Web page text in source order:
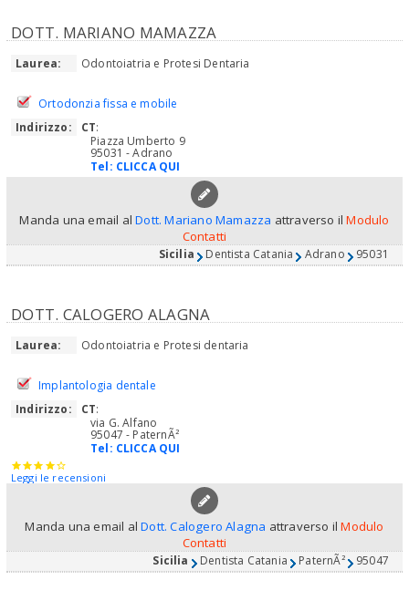
DOTT. MARIANO MAMAZZA
Laurea: Odontoiatria e Protesi Dentaria
Ortodonzia fissa e mobile
Indirizzo:
CT:
Piazza Umberto 9
95031 - Adrano
Tel: CLICCA QUI
Manda una email alDott. Mariano Mamazza attraverso ilModulo
Contatti
Sicilia Dentista Catania Adrano 95031
DOTT. CALOGERO ALAGNA
Laurea: Odontoiatria e Protesi dentaria
Implantologia dentale
Indirizzo:
CT:
via G. Alfano
95047 - PaternÃ²
Tel: CLICCA QUI
Leggi le recensioni
Manda una email alDott. Calogero Alagna attraverso ilModulo
Contatti
Sicilia Dentista Catania PaternÃ² 95047